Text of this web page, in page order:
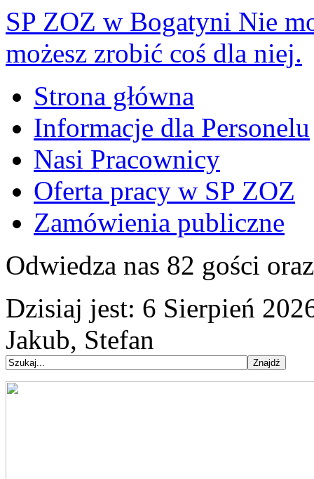
SP ZOZ w Bogatyni Nie
możesz zrobić coś dla niej.
Strona główna
Informacje dla Personelu
Nasi Pracownicy
Oferta pracy w SP ZOZ
Zamówienia publiczne
Odwiedza nas 82 gości
Dzisiaj jest: 6 Sierpień
Jakub, Stefan